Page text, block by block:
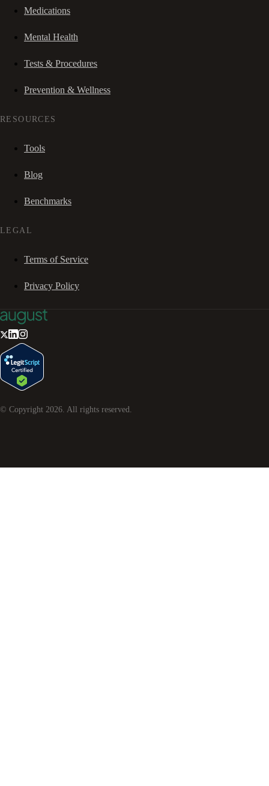
Medications
Mental Health
Tests & Procedures
Prevention & Wellness
RESOURCES
Tools
Blog
Benchmarks
LEGAL
Terms of Service
Privacy Policy
© Copyright 2026 . All rights reserved.